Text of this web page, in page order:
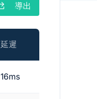
導出
延遲
16ms